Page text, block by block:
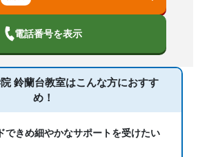
高一貫校生に対応、特待生・奨学金制
度あり、不登校生に対応、オンライン対
応、1科目から受講可能、季節講習のみ
受講可、発達障害・学習障害の子ども
対応、自習室あり
国語、現代文、古典（古文・漢文）、算
、数学、理科、物理、化学、生物、地
学、社会、倫理、日本史、世界史、歴史
電話番号を表示
鈴蘭台教室はこんな方におすす
め！
できめ細やかなサポートを受けたい